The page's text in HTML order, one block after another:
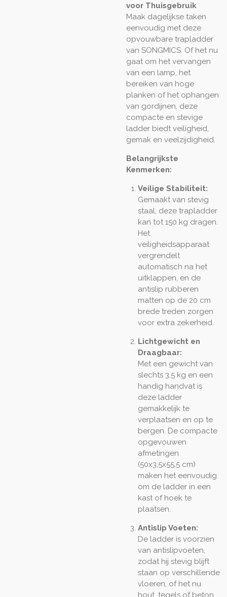
voor Thuisgebruik
Maak dagelijkse taken
eenvoudig met deze
opvouwbare trapladder
van SONGMICS. Of het nu
gaat om het vervangen
van een lamp, het
bereiken van hoge
planken of het ophangen
van gordijnen, deze
compacte en stevige
ladder biedt veiligheid,
gemak en veelzijdigheid.
Belangrijkste
Kenmerken:
Veilige Stabiliteit:
Gemaakt van stevig
staal, deze trapladder
kan tot 150 kg dragen.
Het
veiligheidsapparaat
vergrendelt
automatisch na het
uitklappen, en de
antislip rubberen
matten op de 20 cm
brede treden zorgen
voor extra zekerheid.
Lichtgewicht en
Draagbaar:
Met een gewicht van
slechts 3,5 kg en een
handig handvat is
deze ladder
gemakkelijk te
verplaatsen en op te
bergen. De compacte
opgevouwen
afmetingen
(50x3,5x55,5 cm)
maken het eenvoudig
om de ladder in een
kast of hoek te
plaatsen.
Antislip Voeten:
De ladder is voorzien
van antislipvoeten,
zodat hij stevig blijft
staan op verschillende
vloeren, of het nu
hout, tegels of beton